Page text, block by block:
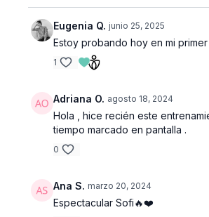
Eugenia Q. junio 25, 2025
Estoy probando hoy en mi
1
Adriana O. agosto 18, 2024
Hola , hice recién este
tiempo marcado en pantalla .
0
Ana S. marzo 20, 2024
Espectacular Sofi🔥❤️